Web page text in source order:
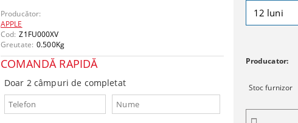
Producător:
APPLE
Cod: Z1FU000XV
Greutate: 0.500Kg
COMANDĂ RAPIDĂ
Doar 2 câmpuri de completat
Producator:
Stoc furnizor